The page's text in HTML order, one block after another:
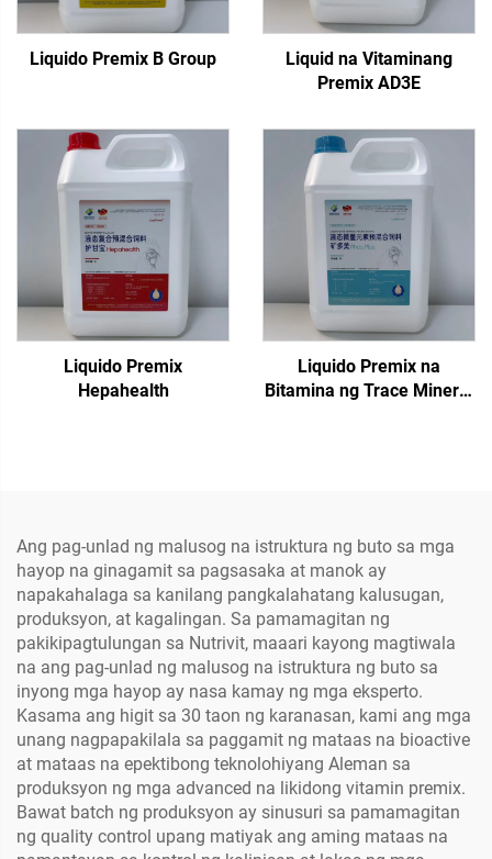
Liquido Premix B Group
Liquid na Vitaminang
Premix AD3E
Liquido Premix
Hepahealth
Liquido Premix na
Bitamina ng Trace Mineral
Ang pag-unlad ng malusog na istruktura ng buto sa mga
hayop na ginagamit sa pagsasaka at manok ay
napakahalaga sa kanilang pangkalahatang kalusugan,
produksyon, at kagalingan. Sa pamamagitan ng
pakikipagtulungan sa Nutrivit, maaari kayong magtiwala
na ang pag-unlad ng malusog na istruktura ng buto sa
inyong mga hayop ay nasa kamay ng mga eksperto.
Kasama ang higit sa 30 taon ng karanasan, kami ang mga
unang nagpapakilala sa paggamit ng mataas na bioactive
at mataas na epektibong teknolohiyang Aleman sa
produksyon ng mga advanced na likidong vitamin premix.
Bawat batch ng produksyon ay sinusuri sa pamamagitan
ng quality control upang matiyak ang aming mataas na